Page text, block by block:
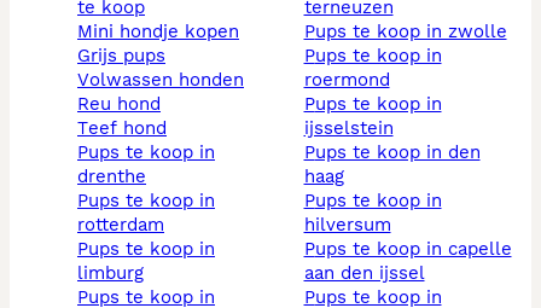
te koop
mini hondje kopen
grijs pups
volwassen honden
reu hond
teef hond
pups te koop in
drenthe
pups te koop in
rotterdam
pups te koop in
limburg
pups te koop in
terneuzen
pups te koop in zwolle
pups te koop in
roermond
pups te koop in
ijsselstein
pups te koop in den
haag
pups te koop in
hilversum
pups te koop in capelle
aan den ijssel
pups te koop in